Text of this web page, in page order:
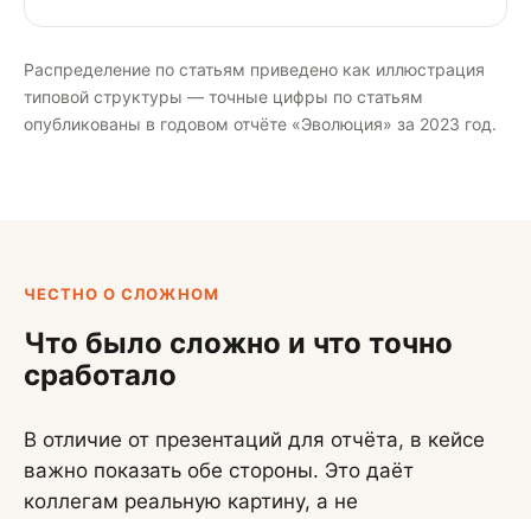
Распределение по статьям приведено как иллюстрация
типовой структуры — точные цифры по статьям
опубликованы в годовом отчёте «Эволюция» за 2023 год.
ЧЕСТНО О СЛОЖНОМ
Что было сложно и что точно
сработало
В отличие от презентаций для отчёта, в кейсе
важно показать обе стороны. Это даёт
коллегам реальную картину, а не